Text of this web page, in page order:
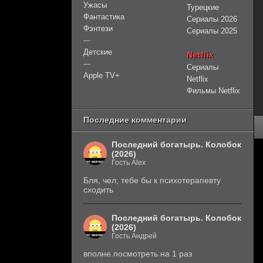
Ужасы
Фантастика
Фэнтези
—
Детские
—
Apple TV+
Турецкие
Сериалы 2026
Сериалы 2025
Netflix
Сериалы
Netflix
Фильмы Netflix
Последние комментарии
Последний богатырь. Колобок
(2026)
Гость Alex
Бля, чел, тебе бы к психотерапевту
сходить
Последний богатырь. Колобок
(2026)
Гость Андрей
вполне.посмотреть на 1 раз